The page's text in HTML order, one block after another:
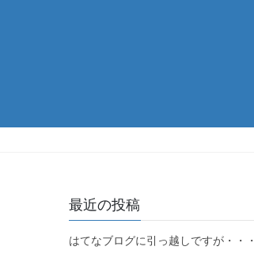
最近の投稿
はてなブログに引っ越しですが・・・